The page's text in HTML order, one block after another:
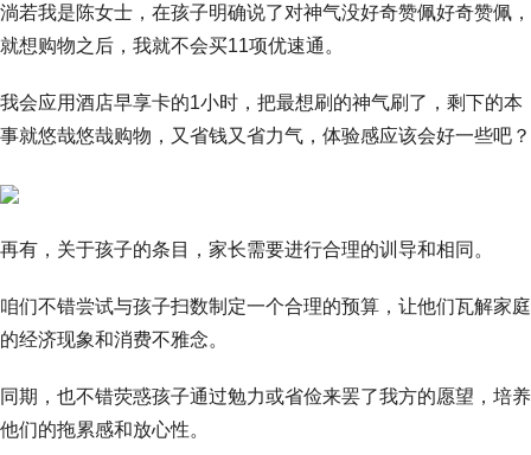
淌若我是陈女士，在孩子明确说了对神气没好奇赞佩好奇赞佩，
就想购物之后，我就不会买11项优速通。
我会应用酒店早享卡的1小时，把最想刷的神气刷了，剩下的本
事就悠哉悠哉购物，又省钱又省力气，体验感应该会好一些吧？
再有，关于孩子的条目，家长需要进行合理的训导和相同。
咱们不错尝试与孩子扫数制定一个合理的预算，让他们瓦解家庭
的经济现象和消费不雅念。
同期，也不错荧惑孩子通过勉力或省俭来罢了我方的愿望，培养
他们的拖累感和放心性。